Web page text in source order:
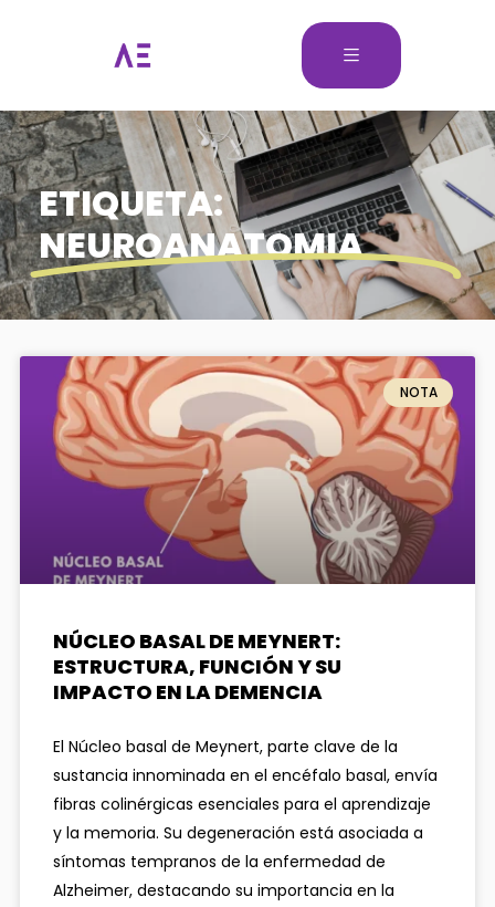
ETIQUETA:
NEUROANATOMIA
NOTA
NÚCLEO BASAL DE MEYNERT:
ESTRUCTURA, FUNCIÓN Y SU
IMPACTO EN LA DEMENCIA
El Núcleo basal de Meynert, parte clave de la
sustancia innominada en el encéfalo basal, envía
fibras colinérgicas esenciales para el aprendizaje
y la memoria. Su degeneración está asociada a
síntomas tempranos de la enfermedad de
Alzheimer, destacando su importancia en la